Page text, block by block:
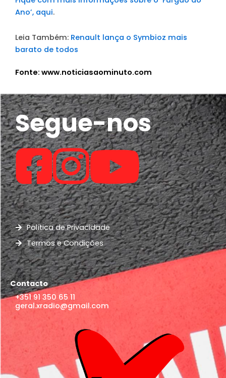
Ano’, aqui.
Leia Também: Renault lança o Symbioz mais
barato de todos
Fonte: www.noticiasaominuto.com
Segue-nos
Política de Privacidade
Termos e Condições
Contacto
+351 91 350 65 11
geral.xradio@gmail.com